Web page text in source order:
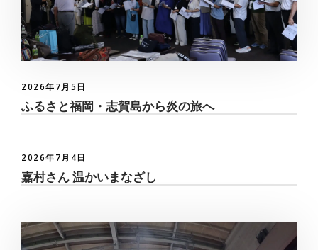
2026年7月5日
ふるさと福岡・志賀島から炎の旅へ
2026年7月4日
嘉村さん 温かいまなざし